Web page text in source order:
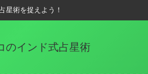
星術を捉えよう！
のインド式占星術